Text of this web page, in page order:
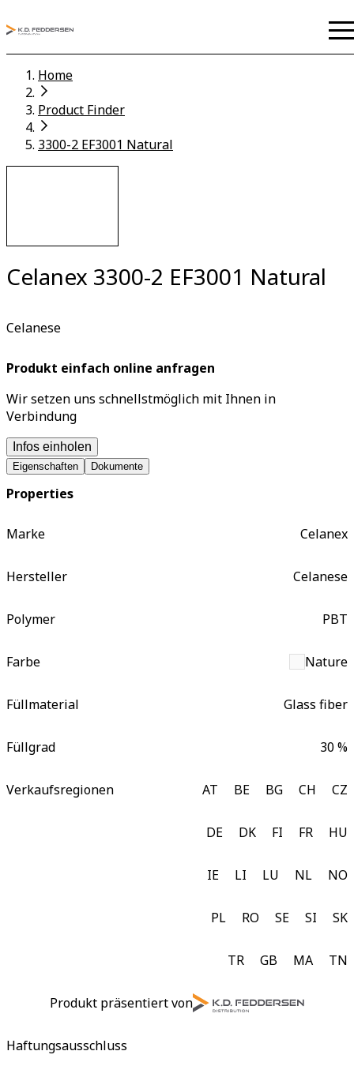
Home
Product Finder
3300-2 EF3001 Natural
Celanex 3300-2 EF3001 Natural
Celanese
Produkt einfach online anfragen
Wir setzen uns schnellstmöglich mit Ihnen in
Verbindung
Infos einholen
Eigenschaften Dokumente
Properties
Marke Celanex
Hersteller Celanese
Polymer PBT
Farbe Nature
Füllmaterial Glass fiber
Füllgrad 30 %
Verkaufsregionen AT BE BG CH CZ
DE DK FI FR HU
IE LI LU NL NO
PL RO SE SI SK
TR GB MA TN
Produkt präsentiert von
Haftungsausschluss